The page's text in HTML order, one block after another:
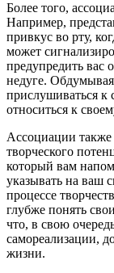
Более того,
Например,
привкус во рту,
может
предупредить вас
недуге.
прислушиваться к
относиться к
Ассоциации
творческого
который вам
указывать на ваш
процессе
глубже понять
что, в свою
самореализации,
жизни.